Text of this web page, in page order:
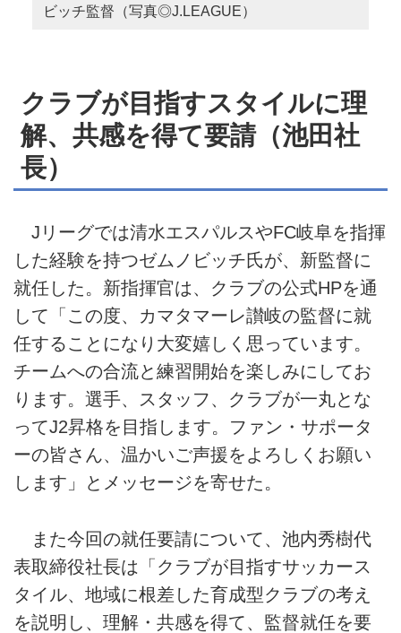
ビッチ監督（写真◎J.LEAGUE）
クラブが目指すスタイルに理
解、共感を得て要請（池田社
長）
Jリーグでは清水エスパルスやFC岐阜を指揮
した経験を持つゼムノビッチ氏が、新監督に
就任した。新指揮官は、クラブの公式HPを通
して「この度、カマタマーレ讃岐の監督に就
任することになり大変嬉しく思っています。
チームへの合流と練習開始を楽しみにしてお
ります。選手、スタッフ、クラブが一丸とな
ってJ2昇格を目指します。ファン・サポータ
ーの皆さん、温かいご声援をよろしくお願い
します」とメッセージを寄せた。
また今回の就任要請について、池内秀樹代
表取締役社長は「クラブが目指すサッカース
タイル、地域に根差した育成型クラブの考え
を説明し、理解・共感を得て、監督就任を要